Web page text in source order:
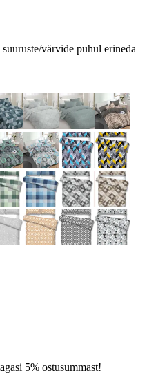
värvide puhul erineda
5% ostusummast!